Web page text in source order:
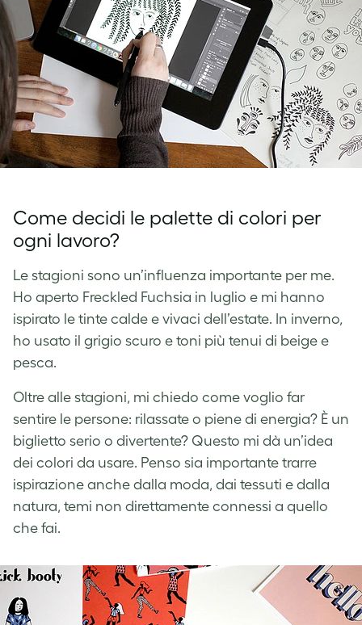
Come decidi le palette di colori per
ogni lavoro?
Le stagioni sono un’influenza importante per me.
Ho aperto Freckled Fuchsia in luglio e mi hanno
ispirato le tinte calde e vivaci dell’estate. In inverno,
ho usato il grigio scuro e toni più tenui di beige e
pesca.
Oltre alle stagioni, mi chiedo come voglio far
sentire le persone: rilassate o piene di energia? È un
biglietto serio o divertente? Questo mi dà un’idea
dei colori da usare. Penso sia importante trarre
ispirazione anche dalla moda, dai tessuti e dalla
natura, temi non direttamente connessi a quello
che fai.